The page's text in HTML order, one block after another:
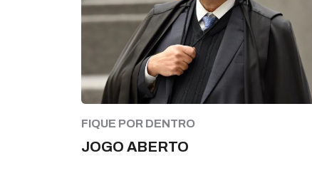
FIQUE POR DENTRO
JOGO ABERTO